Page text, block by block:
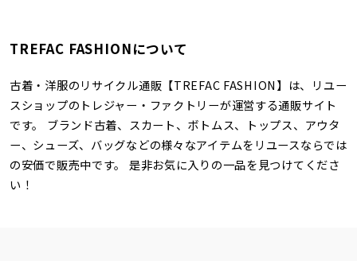
TREFAC FASHIONについて
古着・洋服のリサイクル通販【TREFAC FASHION】は、リユー
スショップのトレジャー・ファクトリーが運営する通販サイト
です。 ブランド古着、スカート、ボトムス、トップス、アウタ
ー、シューズ、バッグなどの様々なアイテムをリユースならでは
の安価で販売中です。 是非お気に入りの一品を見つけてくださ
い！